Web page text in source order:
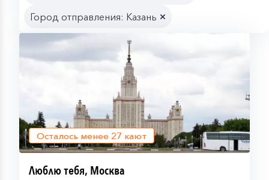
Город отправления: Казань
Осталось менее 27 кают
Люблю тебя, Москва